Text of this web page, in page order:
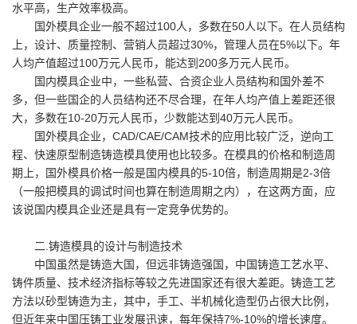
水平高，生产效率极高。
国外模具企业一般不超过100人，多数在50人以下。在人员结构
上，设计、质量控制、营销人员超过30%，管理人员在5%以下。年
人均产值超过100万元人民币，能达到200多万元人民币。
国内模具企业中，一些私营、合资企业人员结构和国外差不
多，但一些国企的人员结构还不尽合理，在年人均产值上差距还很
大，多数在10-20万元人民币，少数能达到40万元人民币。
国外模具企业，CAD/CAE/CAM技术的应用比较广泛，逆向工
程、快速原型制造铸造模具使用也比较多。在模具的价格和制造周
期上，国外模具价格一般是国内模具的5-10倍，制造周期是2-3倍
（一般把模具的调试时间也算在制造周期之内），在这两方面，应
该说国内模具企业还是具有一定竞争优势的。
二.铸造模具的设计与制造技术
中国虽然是铸造大国，但远非铸造强国，中国铸造工艺水平、
铸件质量、技术经济指标等较之先进国家还有很大差距。铸造工艺
方法以砂型铸造为主，其中，手工、半机械化造型仍占很大比例，
但近年来中国压铸工业发展迅速，每年保持7%-10%的增长速度。